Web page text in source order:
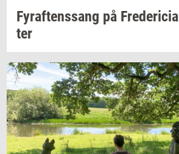
Fyraf­tens­sang på Fre­de­ri­cia
ter